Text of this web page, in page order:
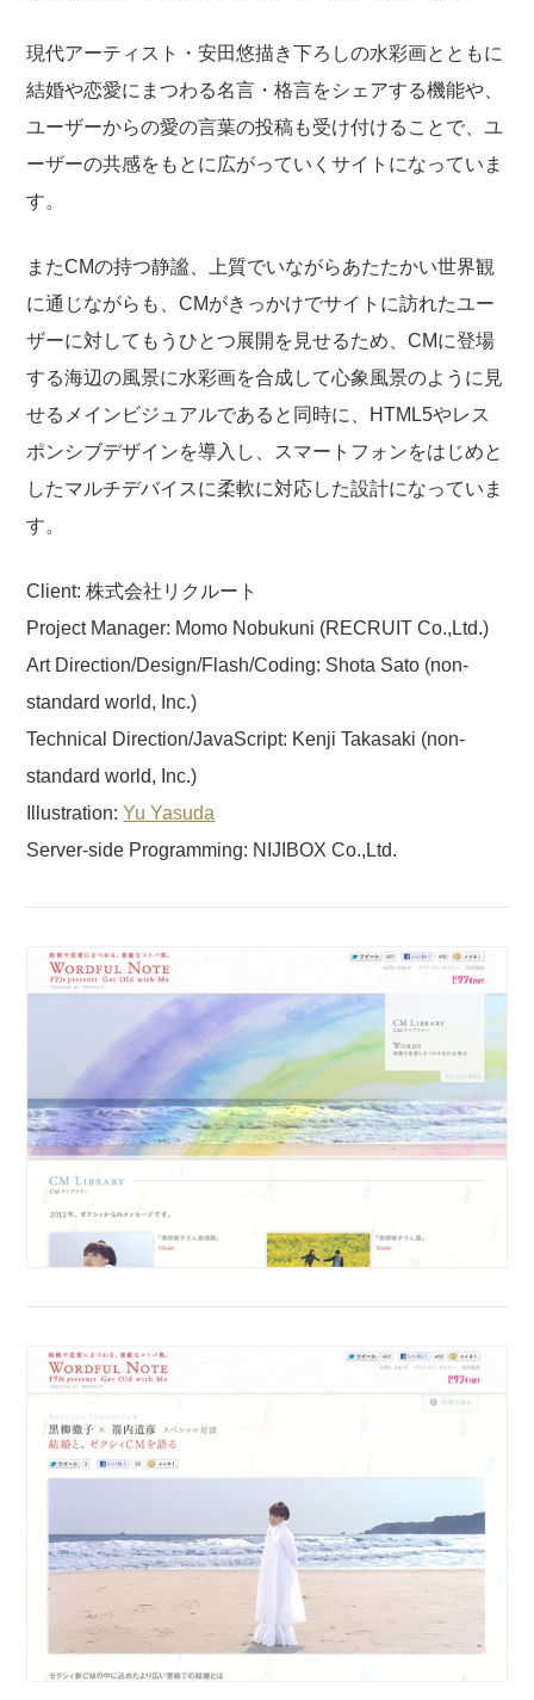
現代アーティスト・安田悠描き下ろしの水彩画とともに
結婚や恋愛にまつわる名言・格言をシェアする機能や、
ユーザーからの愛の言葉の投稿も受け付けることで、ユ
ーザーの共感をもとに広がっていくサイトになっていま
す。
またCMの持つ静謐、上質でいながらあたたかい世界観
に通じながらも、CMがきっかけでサイトに訪れたユー
ザーに対してもうひとつ展開を見せるため、CMに登場
する海辺の風景に水彩画を合成して心象風景のように見
せるメインビジュアルであると同時に、HTML5やレス
ポンシブデザインを導入し、スマートフォンをはじめと
したマルチデバイスに柔軟に対応した設計になっていま
す。
Client: 株式会社リクルート
Project Manager: Momo Nobukuni (RECRUIT Co.,Ltd.)
Art Direction/Design/Flash/Coding: Shota Sato (non-
standard world, Inc.)
Technical Direction/JavaScript: Kenji Takasaki (non-
standard world, Inc.)
Illustration: Yu Yasuda
Server-side Programming: NIJIBOX Co.,Ltd.